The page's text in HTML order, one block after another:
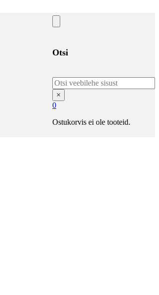
Otsi
Otsi
×
0
Ostukorvis ei ole tooteid.